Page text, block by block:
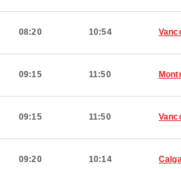
08:20 10:54
09:15 11:50
09:15 11:50
09:20 10:14